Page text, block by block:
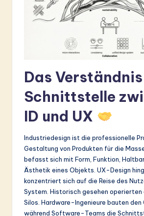
ti
o
Das
Schnittstelle
ID und UX
Industriedesign ist die professionelle
Gestaltung von Produkten für die
befasst sich mit Form, Funktion,
Ästhetik eines Objekts. UX-Design
konzentriert sich auf die Reise des
System. Historisch gesehen operierten
Silos. Hardware-Ingenieure bauten den
während Software-Teams die